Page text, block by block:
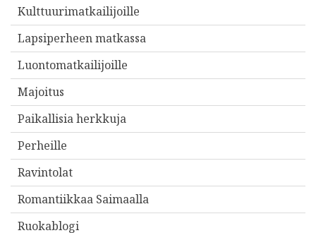
Kulttuurimatkailijoille
Lapsiperheen matkassa
Luontomatkailijoille
Majoitus
Paikallisia herkkuja
Perheille
Ravintolat
Romantiikkaa Saimaalla
Ruokablogi